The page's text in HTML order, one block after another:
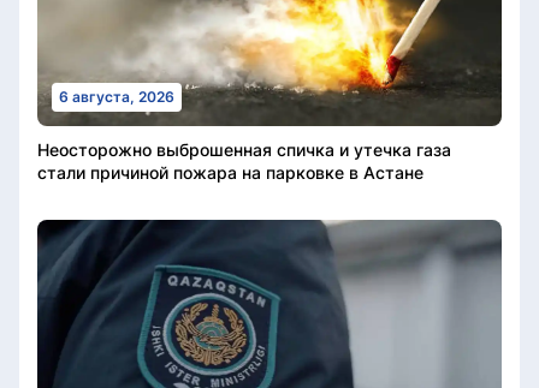
6 августа, 2026
Неосторожно выброшенная спичка и утечка газа
стали причиной пожара на парковке в Астане